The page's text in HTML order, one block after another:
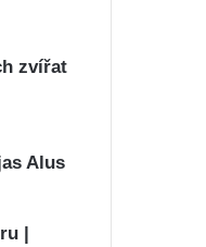
zvířat
Alus
|